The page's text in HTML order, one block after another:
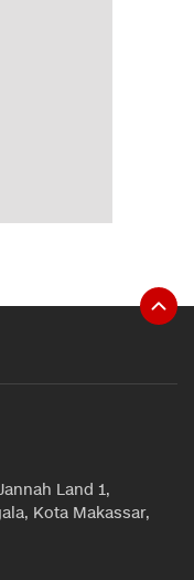
Land 1,
Kota Makassar,